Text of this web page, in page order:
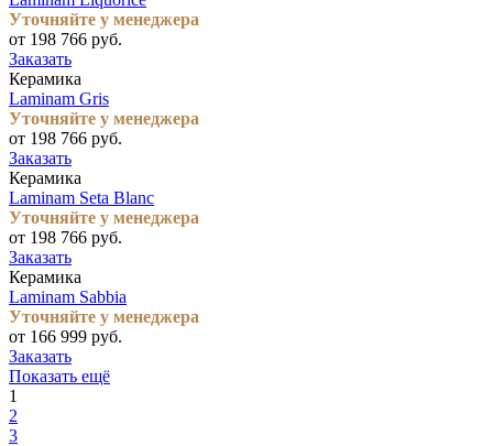
Уточняйте у менеджера
от 198 766 руб.
Заказать
Керамика
Laminam Gris
Уточняйте у менеджера
от 198 766 руб.
Заказать
Керамика
Laminam Seta Blanc
Уточняйте у менеджера
от 198 766 руб.
Заказать
Керамика
Laminam Sabbia
Уточняйте у менеджера
от 166 999 руб.
Заказать
Показать ещё
1
2
3